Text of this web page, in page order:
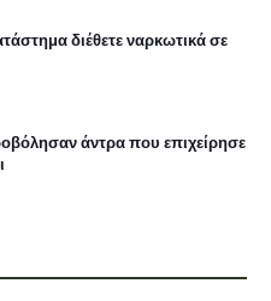
διέθετε ναρκωτικά σε
άντρα που επιχείρησε